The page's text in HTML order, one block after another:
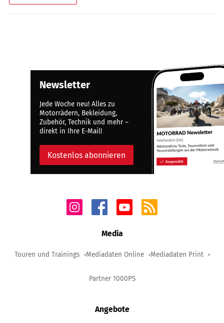
Newsletter
Jede Woche neu! Alles zu
Motorrädern, Bekleidung,
Zubehör, Technik und mehr –
direkt in Ihre E-Mail!
Kostenlos abonnieren
Media
Touren und Trainings Mediadaten Online Mediadaten Print
Partner 1000PS
Angebote